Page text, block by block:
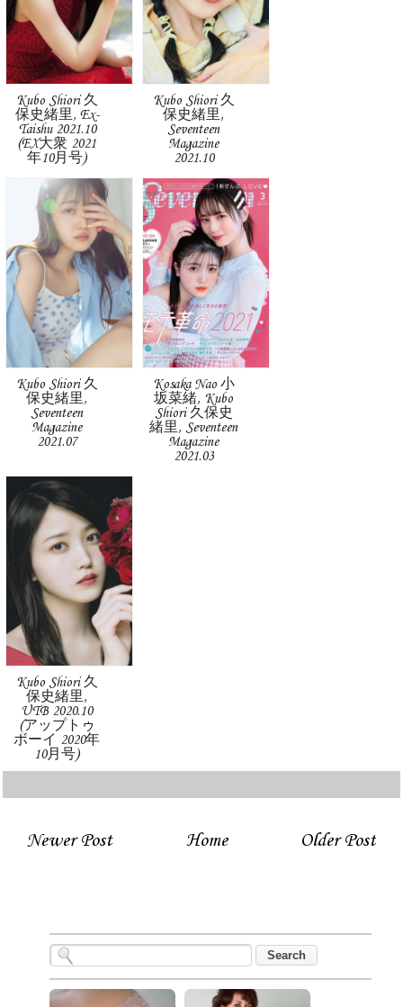
Kubo Shiori 久
保史緒里, Ex-
Taishu 2021.10
(EX大衆 2021
年10月号)
Kubo Shiori 久
保史緒里,
Seventeen
Magazine
2021.10
Kubo Shiori 久
保史緒里,
Seventeen
Magazine
2021.07
Kosaka Nao 小
坂菜緒, Kubo
Shiori 久保史
緒里, Seventeen
Magazine
2021.03
Kubo Shiori 久
保史緒里,
UTB 2020.10
(アップトゥ
ボーイ 2020年
10月号)
Newer Post Older Post
Home